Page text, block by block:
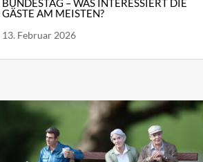
BUNDESTAG – WAS INTERESSIERT DIE
GÄSTE AM MEISTEN?
13. Februar 2026